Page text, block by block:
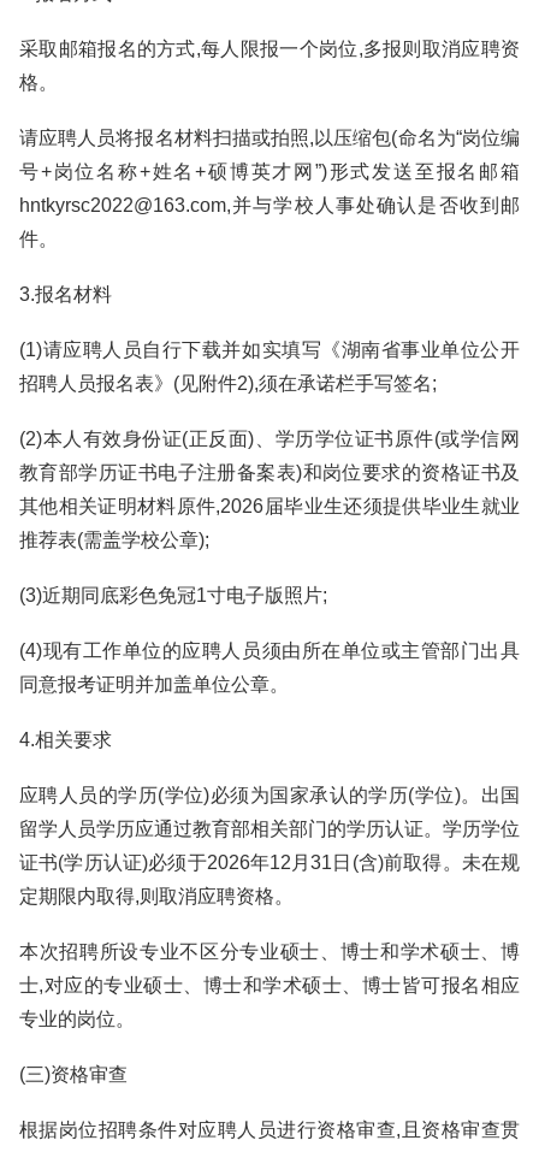
采取邮箱报名的方式,每人限报一个岗位,多报则取消应聘资
格。
请应聘人员将报名材料扫描或拍照,以压缩包(命名为“岗位编
号+岗位名称+姓名+硕博英才网”)形式发送至报名邮箱
hntkyrsc2022@163.com,并与学校人事处确认是否收到邮
件。
3.报名材料
(1)请应聘人员自行下载并如实填写《湖南省事业单位公开
招聘人员报名表》(见附件2),须在承诺栏手写签名;
(2)本人有效身份证(正反面)、学历学位证书原件(或学信网
教育部学历证书电子注册备案表)和岗位要求的资格证书及
其他相关证明材料原件,2026届毕业生还须提供毕业生就业
推荐表(需盖学校公章);
(3)近期同底彩色免冠1寸电子版照片;
(4)现有工作单位的应聘人员须由所在单位或主管部门出具
同意报考证明并加盖单位公章。
4.相关要求
应聘人员的学历(学位)必须为国家承认的学历(学位)。出国
留学人员学历应通过教育部相关部门的学历认证。学历学位
证书(学历认证)必须于2026年12月31日(含)前取得。未在规
定期限内取得,则取消应聘资格。
本次招聘所设专业不区分专业硕士、博士和学术硕士、博
士,对应的专业硕士、博士和学术硕士、博士皆可报名相应
专业的岗位。
(三)资格审查
根据岗位招聘条件对应聘人员进行资格审查,且资格审查贯